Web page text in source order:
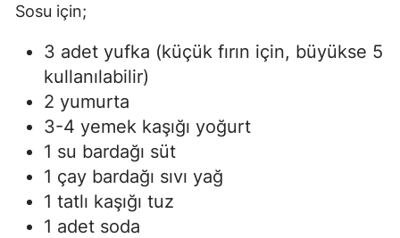
Sosu için;
3 adet yufka (küçük fırın için, büyükse 5
kullanılabilir)
2 yumurta
3-4 yemek kaşığı yoğurt
1 su bardağı süt
1 çay bardağı sıvı yağ
1 tatlı kaşığı tuz
1 adet soda